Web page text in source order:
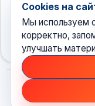
© 2026
Cookies на
Мы используем
корректно,
улучшать